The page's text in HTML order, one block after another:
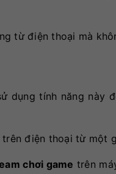
từ điện thoại mà
tính năng này
điện thoại từ một
chơi game trên